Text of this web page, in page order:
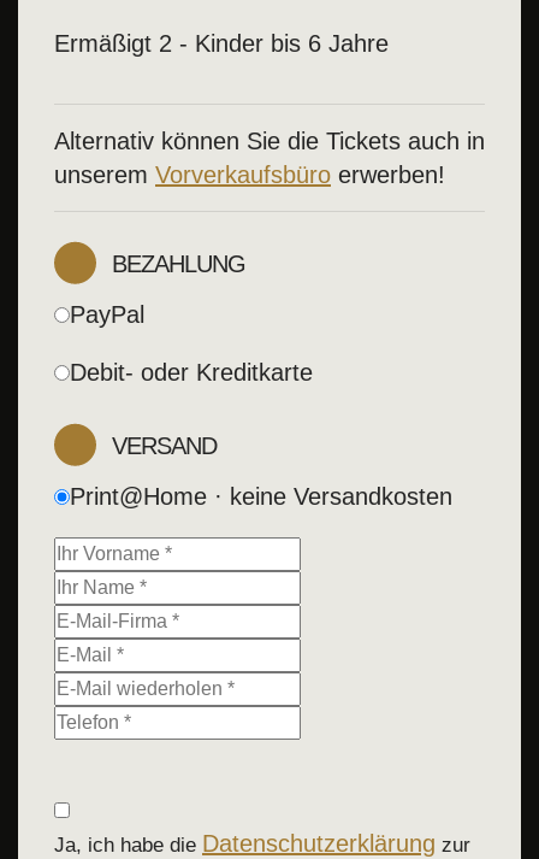
Ermäßigt 2 - Kinder bis 6 Jahre
Alternativ können Sie die Tickets auch in
unserem Vorverkaufsbüro erwerben!
BEZAHLUNG
PayPal
Debit- oder Kreditkarte
VERSAND
Print@Home · keine Versandkosten
Ja, ich habe die Datenschutzerklärung zur